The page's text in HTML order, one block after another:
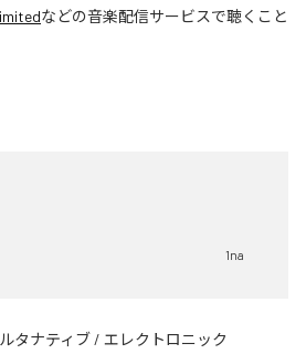
などの音楽配信サービスで聴くこと
1na
タナティブ / エレクトロニック